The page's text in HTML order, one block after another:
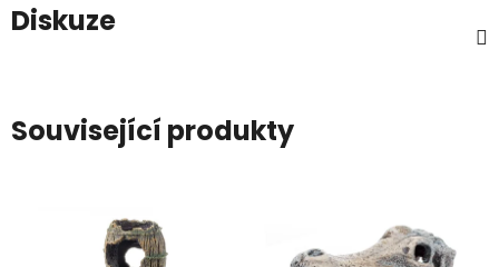
Diskuze
Související produkty